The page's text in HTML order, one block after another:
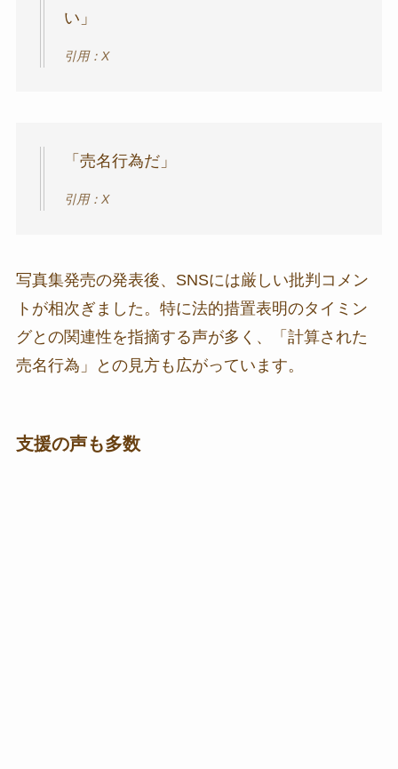
い」
引用：X
「売名行為だ」
引用：X
写真集発売の発表後、SNSには厳しい批判コメン
トが相次ぎました。特に法的措置表明のタイミン
グとの関連性を指摘する声が多く、「計算された
売名行為」との見方も広がっています。
支援の声も多数